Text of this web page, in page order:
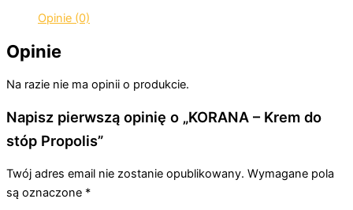
Opinie (0)
Opinie
Na razie nie ma opinii o produkcie.
Napisz pierwszą opinię o „KORANA – Krem do
stóp Propolis”
Twój adres email nie zostanie opublikowany. Wymagane pola
są oznaczone *